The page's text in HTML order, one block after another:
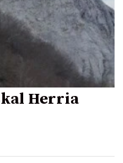
Herria